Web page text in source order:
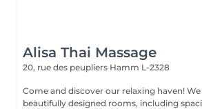
Alisa Thai Massage
20, rue des peupliers Hamm L-2328
Come and discover our relaxing haven! We offer a selection of
beautifully designed rooms, including